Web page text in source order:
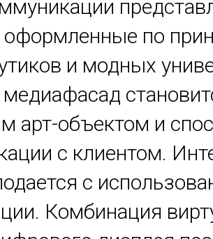
оформленные по
и модных
арт-объектом и
с клиентом.
с
Комбинация